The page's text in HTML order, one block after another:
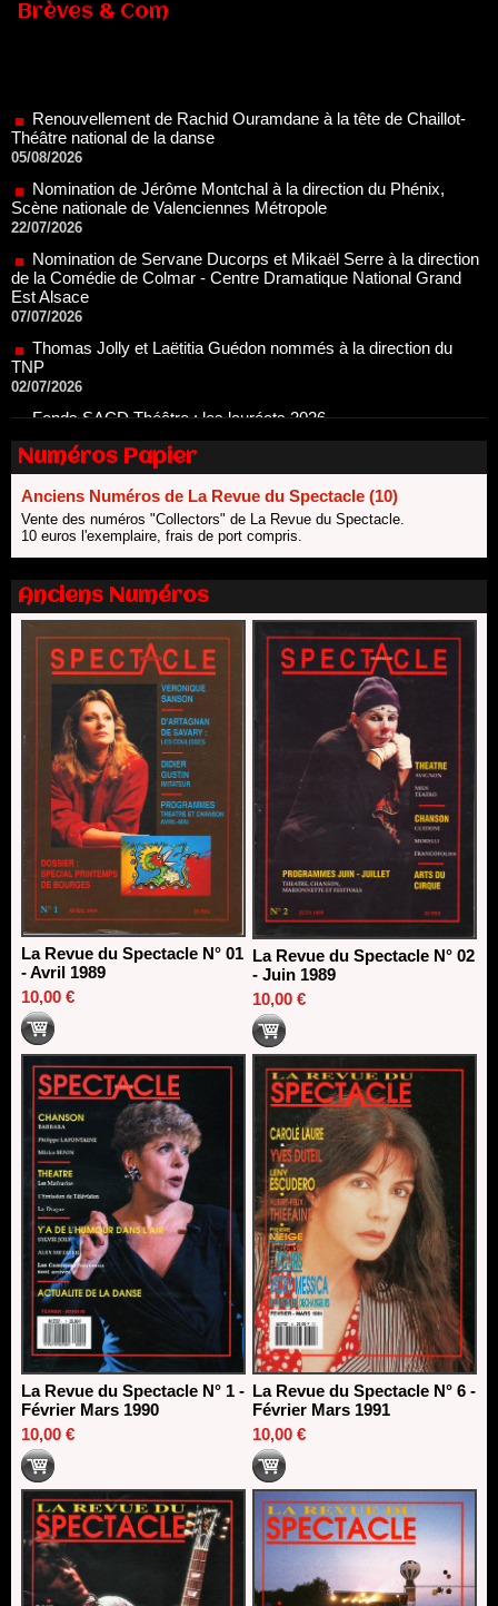
Brèves & Com
05/08/2026
Nomination de Jérôme Montchal à la direction du Phénix,
22/07/2026
Nomination de Servane Ducorps et Mikaël Serre à la direction
Est Alsace
07/07/2026
Thomas Jolly et Laëtitia Guédon nommés à la direction du
02/07/2026
Fonds SACD Théâtre : les lauréats 2026
20/06/2026
Le palmarès des prix SACD 2026
18/06/2026
Les 10 lauréats du Fonds Grandes Formes Théâtre 2026
SACD
13/06/2026
Nomination de Nathalie Garraud et Olivier Saccomano à la
direction du Théâtre de Gennevilliers - CDN
13/06/2026
Dispositif SACD Auteurs d'espaces : les lauréats 2026
18/03/2026
Numéros Papier
Anciens Numéros de La Revue du Spectacle (10)
Vente des numéros "Collectors" de La Revue du Spectacle.
10 euros l'exemplaire, frais de port compris.
Anciens Numéros
La Revue du Spectacle N° 01
- Avril 1989
10,00 €
La Revue du Spectacle N° 02
- Juin 1989
10,00 €
La Revue du Spectacle N° 1 -
Février Mars 1990
10,00 €
La Revue du Spectacle N° 6 -
Février Mars 1991
10,00 €